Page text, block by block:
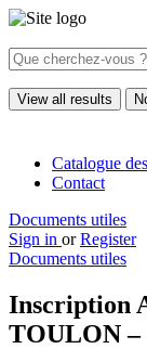
View all results
Catalogue
Contact
Documents utiles
Sign in or Register
Documents utiles
Inscription
TOULON –